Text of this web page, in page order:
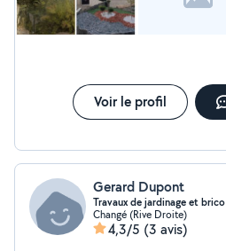
Voir le profil
Gerard Dupont
Travaux de jardinage et brico
Changé (Rive Droite)
4,3/5 (3 avis)